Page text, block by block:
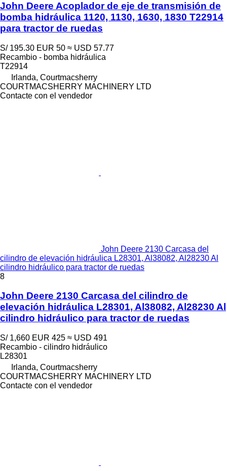
John Deere Acoplador de eje de transmisión de
bomba hidráulica 1120, 1130, 1630, 1830 T22914
para tractor de ruedas
S/ 195.30 EUR 50 ≈ USD 57.77
Recambio - bomba hidráulica
T22914
Irlanda, Courtmacsherry
COURTMACSHERRY MACHINERY LTD
Contacte con el vendedor
John Deere 2130 Carcasa del
cilindro de elevación hidráulica L28301, Al38082, Al28230 Al
cilindro hidráulico para tractor de ruedas
8
John Deere 2130 Carcasa del cilindro de
elevación hidráulica L28301, Al38082, Al28230 Al
cilindro hidráulico para tractor de ruedas
S/ 1,660 EUR 425 ≈ USD 491
Recambio - cilindro hidráulico
L28301
Irlanda, Courtmacsherry
COURTMACSHERRY MACHINERY LTD
Contacte con el vendedor